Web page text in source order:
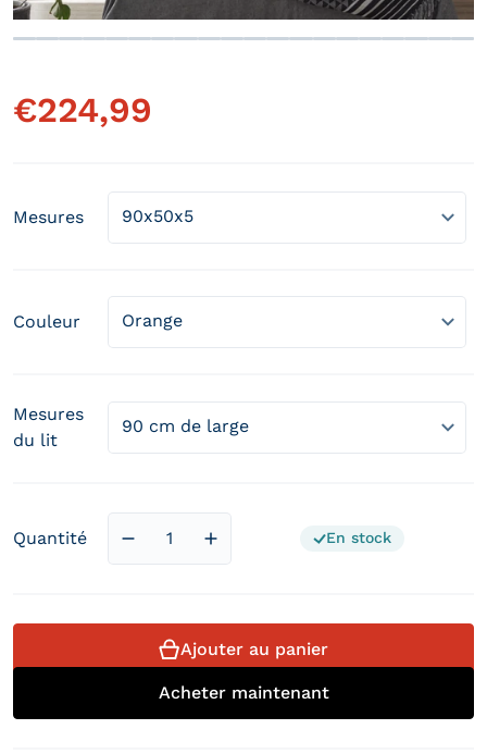
€224,99
Mesures
Couleur
Mesures
du lit
Quantité
Diminuer la quantité pour Tête de lit en
Augmenter la quantité pour
En stock
Ajouter au panier
Acheter maintenant